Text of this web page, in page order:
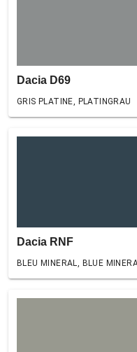
Dacia D69
GRIS PLATINE, PLATINGRAU
Dacia RNF
BLEU MINERAL, BLUE